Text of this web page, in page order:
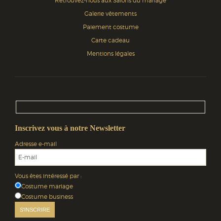
Galerie vêtements
Paiement costume
Carte cadeau
Mentions légales
Inscrivez vous à notre Newsletter
Adresse e-mail
Vous êtes intéressé par :
Costume mariage
Costume business